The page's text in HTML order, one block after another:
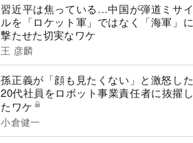
習近平は焦っている…中国が弾道ミサイ
ルを「ロケット軍」ではなく「海軍」に
撃たせた切実なワケ
王 彦麟
孫正義が「顔も見たくない」と激怒した
20代社員をロボット事業責任者に抜擢し
たワケ
小倉健一